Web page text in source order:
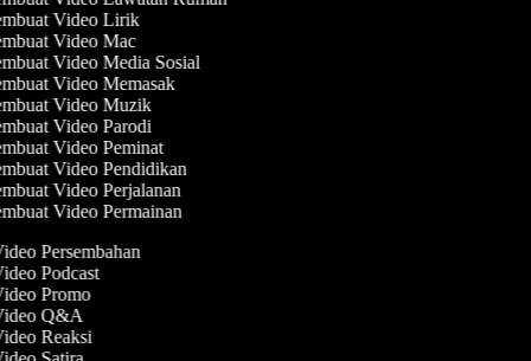
Video Lirik
Video Mac
Video Media Sosial
Video Memasak
Video Muzik
Video Parodi
Video Peminat
Video Pendidikan
Video Perjalanan
Video Permainan
Persembahan
Podcast
Promo
Q&A
Reaksi